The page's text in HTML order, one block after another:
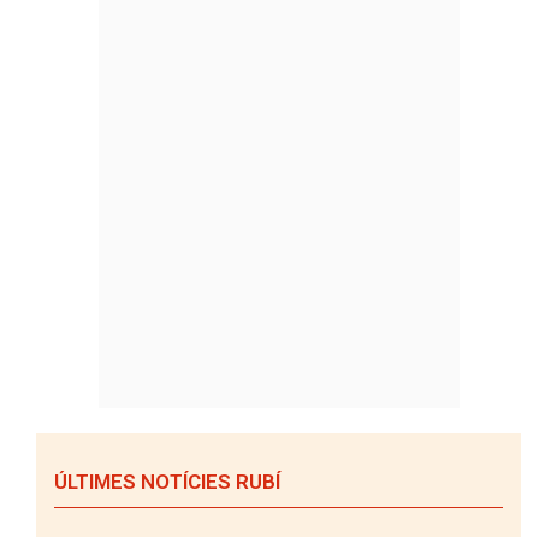
ÚLTIMES NOTÍCIES RUBÍ